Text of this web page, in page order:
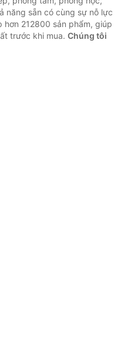
năng sẵn có cùng sự nỗ lực
212800 sản phẩm, giúp
trước khi mua. Chúng tôi